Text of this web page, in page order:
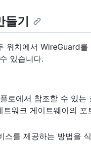
기
위치에서 WireGuard를
있습니다.
로에서 참조할 수 있는
워크 게이트웨이의 포
스를 제공하는 방법을